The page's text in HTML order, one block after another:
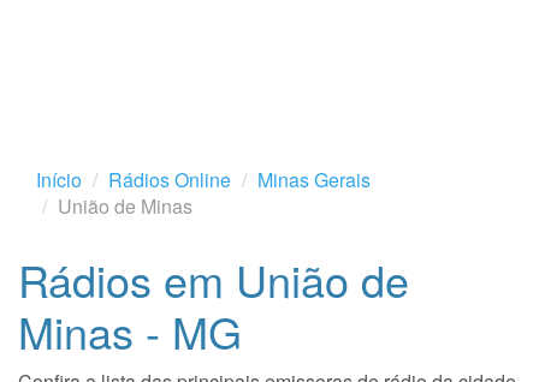
Início Rádios Online
Minas Gerais
União de Minas
Rádios em União de
Minas - MG